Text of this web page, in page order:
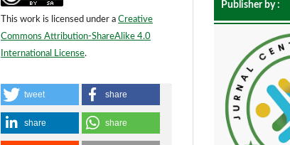
This work is licensed under a Creative
Commons Attribution-ShareAlike 4.0
International License.
tweet share
share share
Publisher by :